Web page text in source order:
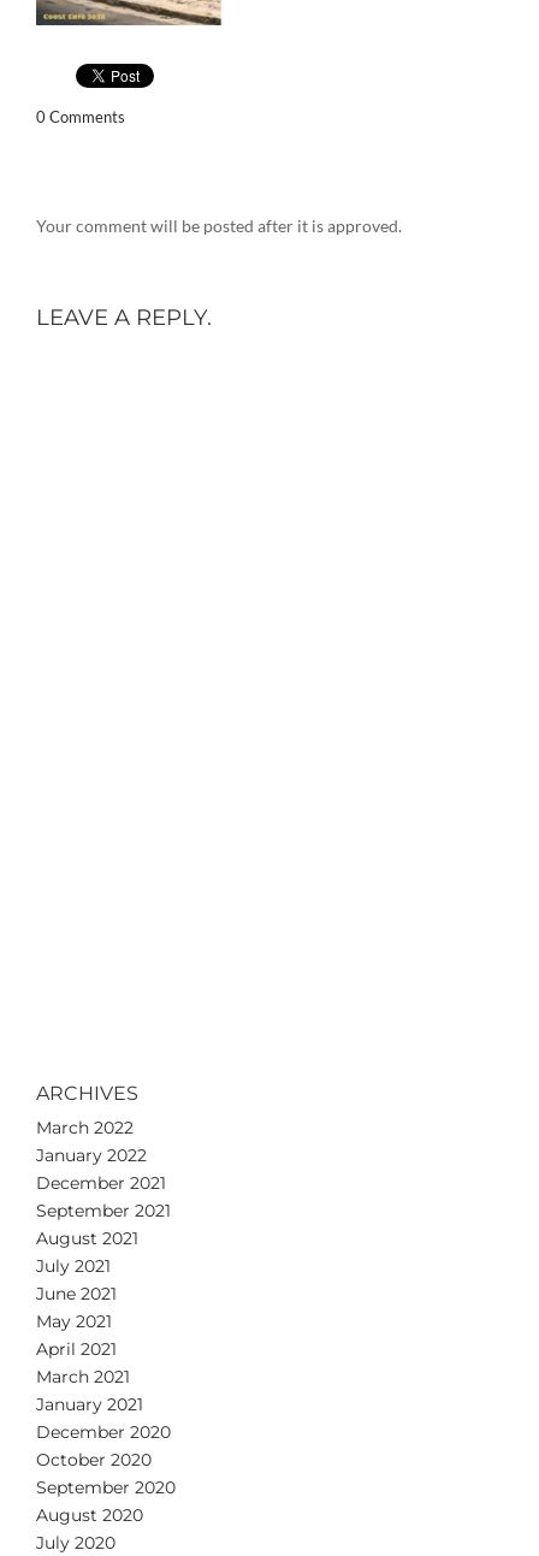
0 Comments
Your comment will be posted after it is approved.
LEAVE A REPLY.
ARCHIVES
March 2022
January 2022
December 2021
September 2021
August 2021
July 2021
June 2021
May 2021
April 2021
March 2021
January 2021
December 2020
October 2020
September 2020
August 2020
July 2020